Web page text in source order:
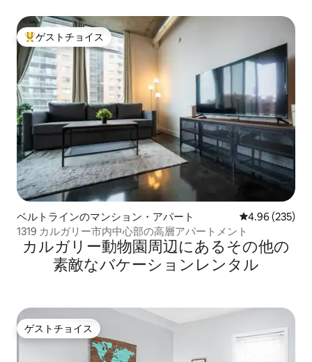
大好評のゲストチョイスです。
ゲストチョイス
ベルトラインのマンション・アパート レビュー235
4.96 (235)
1319 カルガリー市内中心部の高層アパートメント
カルガリー動物園⁠周⁠辺⁠に⁠あ⁠るそ⁠の⁠他⁠の
素⁠敵⁠なバ⁠ケ⁠ー⁠シ⁠ョ⁠ン⁠レ⁠ン⁠タ⁠ル
ゲストチョイス
ゲストチョイス